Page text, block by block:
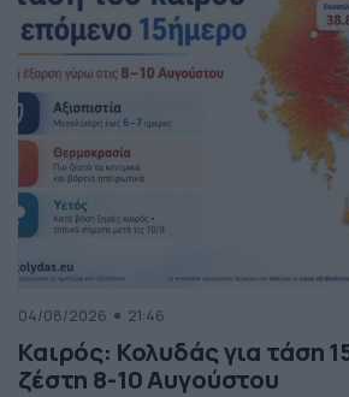
04/08/2026 21:46
Καιρός: Κολυδάς για τάση
ζέστη 8-10 Αυγούστου